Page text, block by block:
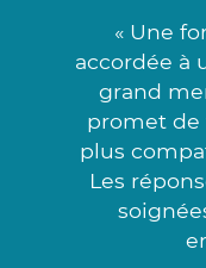
« Une
accordée à
grand
promet de
plus
Les